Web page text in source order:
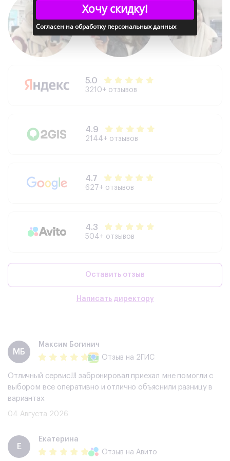
Реверсивная зарядка: Да
Дополнительно
Стереодинамики: Да
Samsung DeX: Да
5.0
3210+ отзывов
4.9
2144+ отзывов
4.7
627+ отзывов
4.3
504+ отзывов
Оставить отзыв
Написать директору
МБ
Максим Богинич
Отзыв на 2ГИС
Отличный сервис!!! забронировал приехал мне помогли с
выбором все оперативно и отлично объяснили разницу в
вариантах
04 Августа 2026
Е
Екатерина
Отзыв на Авито
Хочу скидку!
Согласен на обработку персональных данных